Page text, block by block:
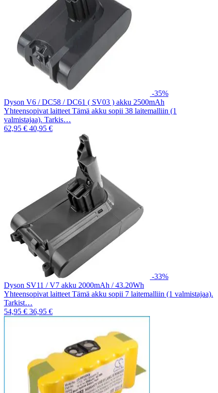
-35%
Dyson V6 / DC58 / DC61 ( SV03 ) akku 2500mAh
Yhteensopivat laitteet Tämä akku sopii 38 laitemalliin (1
valmistajaa). Tarkis…
62,95 € 40,95 €
-33%
Dyson SV11 / V7 akku 2000mAh / 43.20Wh
Yhteensopivat laitteet Tämä akku sopii 7 laitemalliin (1 valmistajaa).
Tarkist…
54,95 € 36,95 €